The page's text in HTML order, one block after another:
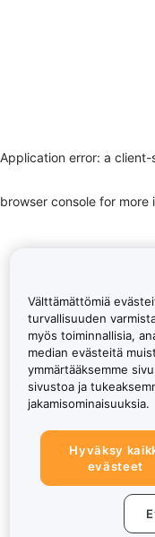
Application error: a
browser console for more
Välttämättömiä
turvallisuuden
myös toiminnallisia,
median evästeitä
ymmärtääksemme
sivustoa ja
jakamisominaisuuksia.
Hyväksy
evästeet